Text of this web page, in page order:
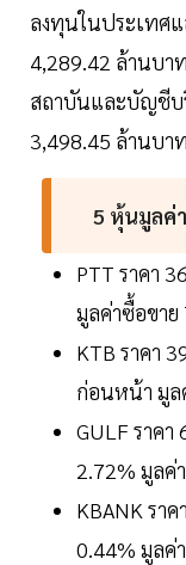
ลงทุนในประเทศ
4,289.42 ล้านบ
สถาบันและบัญชีบ
3,498.45 ล้านบา
5 หุ้นมูลค่
PTT ราคา
มูลค่าซื้อขา
KTB ราคา
ก่อนหน้า มูล
GULF ราค
2.72% มูลค่
KBANK รา
0.44% มูลค่